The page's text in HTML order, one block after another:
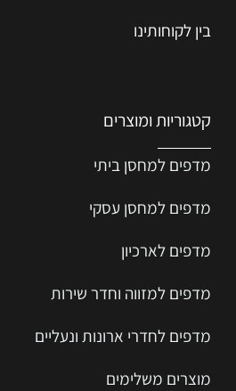
בין לקוחותינו
קטגוריות ומוצרים
מדפים למחסן ביתי
מדפים למחסן עסקי
מדפים לארכיון
מדפים למזווה וחדר שירות
מדפים לחדרי ארונות ונעליים
מוצרים משלימים